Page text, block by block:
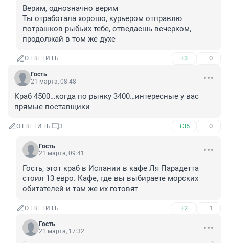
Верим, однозначно верим
Ты отработала хорошо, курьером отправлю
потрашков рыбьих тебе, отведаешь вечерком,
продолжай в том же духе
ОТВЕТИТЬ +3 –0
Гость
21 марта, 08:48
Краб 4500…когда по рынку 3400…интересные у вас
прямые поставщики
ОТВЕТИТЬ 3 +35 –0
Гость
21 марта, 09:41
Гость, этот краб в Испании в кафе Ля Парадетта
стоил 13 евро. Кафе, где вы выбираете морских
обитателей и там же их готовят
ОТВЕТИТЬ +2 –1
Гость
21 марта, 17:32